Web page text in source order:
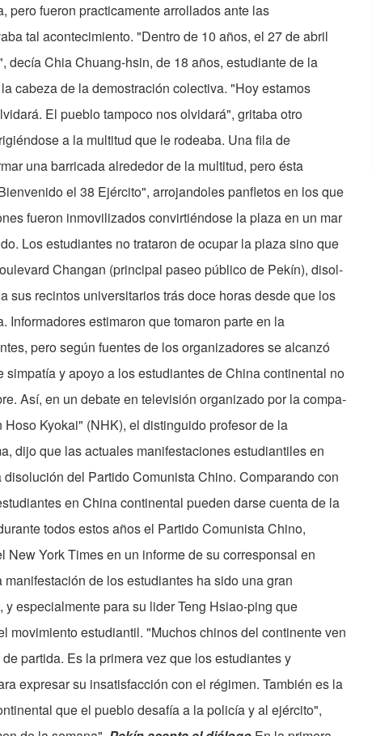
pero fueron practicamente arrollados ante las
tal acontecimiento. "Dentro de 10 años, el 27 de abril
decía Chia Chuang-hsin, de 18 años, estudiante de la
cabeza de la demostración colectiva. "Hoy estamos
El pueblo tampoco nos olvi­dará", gritaba otro
a la multitud que le rodeaba. Una fila de
una barricada alrededor de la multitud, pero ésta
el 38 Ejército", arrojandoles panfletos en los que
fueron inmovilizados convir­tiéndose la plaza en un mar
Los estudiantes no trataron de ocupar la plaza sino que
Changan (principal paseo público de Pekín), disol­
sus recintos universita­rios trás doce horas desde que los
Informadores estimaron que tomaron parte en la
pero según fuentes de los orga­nizadores se alcanzó
simpatía y apoyo a los estudiantes de China continental no
Así, en un debate en tele­visión organizado por la compa­
Kyokai" (NHK), el distinguido profesor de la
dijo que las actuales manifestaciones estudiantiles en
del Par­tido Comunista Chino. Comparando con
en China continental pueden darse cuenta de la
todos estos años el Partido Comunista Chino,
York Times en un informe de su corresponsal en
de los estudiantes ha sido una gran
especial­mente para su lider Teng Hsiao­-ping que
movimiento estudiantil. "Muchos chinos del conti­nente ven
partida. Es la primera vez que los estudiantes y
expresar su insatis­facción con el régimen. Tam­bién es la
que el pueblo desafía a la policía y al ejército",